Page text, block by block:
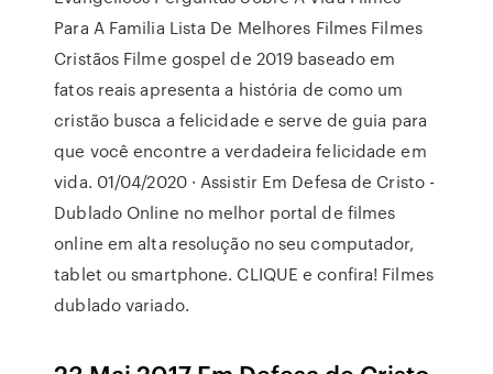
Para A Familia Lista De Melhores Filmes Filmes
Cristãos Filme gospel de 2019 baseado em
fatos reais apresenta a história de como um
cristão busca a felicidade e serve de guia para
que você encontre a verdadeira felicidade em
vida. 01/04/2020 · Assistir Em Defesa de Cristo -
Dublado Online no melhor portal de filmes
online em alta resolução no seu computador,
tablet ou smartphone. CLIQUE e confira! Filmes
dublado variado.